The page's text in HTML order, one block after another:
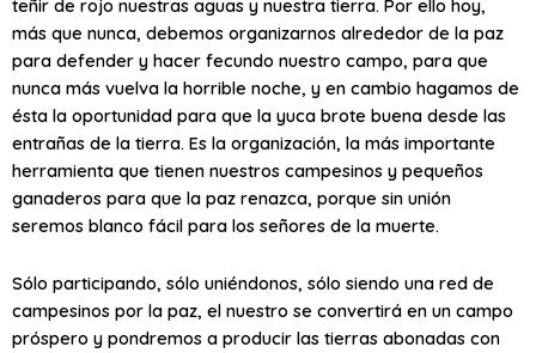
teñir de rojo nuestras aguas y nuestra tierra. Por ello hoy,
más que nunca, debemos organizarnos alrededor de la paz
para defender y hacer fecundo nuestro campo, para que
nunca más vuelva la horrible noche, y en cambio hagamos de
ésta la oportunidad para que la yuca brote buena desde las
entrañas de la tierra. Es la organización, la más importante
herramienta que tienen nuestros campesinos y pequeños
ganaderos para que la paz renazca, porque sin unión
seremos blanco fácil para los señores de la muerte.
Sólo participando, sólo uniéndonos, sólo siendo una red de
campesinos por la paz, el nuestro se convertirá en un campo
próspero y pondremos a producir las tierras abonadas con